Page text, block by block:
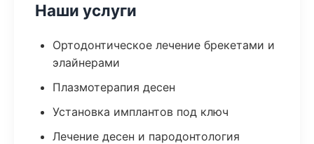
Наши услуги
Ортодонтическое лечение брекетами и
элайнерами
Плазмотерапия десен
Установка имплантов под ключ
Лечение десен и пародонтология